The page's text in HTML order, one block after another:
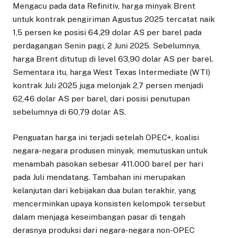
Mengacu pada data Refinitiv, harga minyak Brent
untuk kontrak pengiriman Agustus 2025 tercatat naik
1,5 persen ke posisi 64,29 dolar AS per barel pada
perdagangan Senin pagi, 2 Juni 2025. Sebelumnya,
harga Brent ditutup di level 63,90 dolar AS per barel.
Sementara itu, harga West Texas Intermediate (WTI)
kontrak Juli 2025 juga melonjak 2,7 persen menjadi
62,46 dolar AS per barel, dari posisi penutupan
sebelumnya di 60,79 dolar AS.
Penguatan harga ini terjadi setelah OPEC+, koalisi
negara-negara produsen minyak, memutuskan untuk
menambah pasokan sebesar 411.000 barel per hari
pada Juli mendatang. Tambahan ini merupakan
kelanjutan dari kebijakan dua bulan terakhir, yang
mencerminkan upaya konsisten kelompok tersebut
dalam menjaga keseimbangan pasar di tengah
derasnya produksi dari negara-negara non-OPEC